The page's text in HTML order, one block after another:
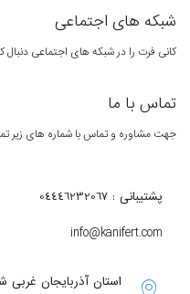
شبکه های اجتماعی
کانی فرت را در شبکه های اجتماعی دنبال
تماس با ما
جهت مشاوره و تماس با شماره های زیر
پشتیبانی : 04446232067
info@kanifert.com
استان آذربایجان